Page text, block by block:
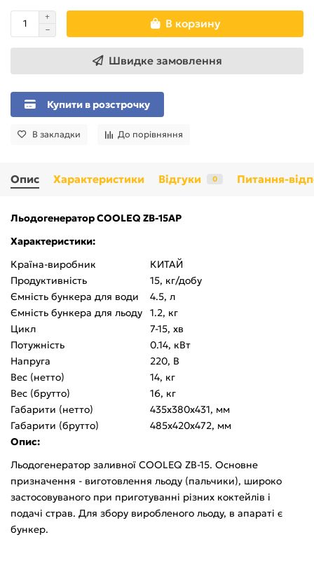
В корзину
Швидке замовлення
Купити в розстрочку
В закладки До порівняння
Опис Характеристики Відгуки 0 Питання-
Льодогенератор COOLEQ ZB-15AP
Характеристики:
Країна-виробник
КИТАЙ
Продуктивність
15, кг/добу
Ємність бункера для води 4.5, л
Ємність бункера для льоду
1.2, кг
Цикл
7-15, хв
Потужність
0.14, кВт
Напруга
220, В
Bec (нетто)
14, кг
Bec (брутто)
16, кг
Габарити (нетто)
435x380x431, мм
Габарити (брутто)
485x420x472, мм
Опис:
Льодогенератор заливної COOLEQ ZB-15. Основне
призначення - виготовлення льоду (пальчики), широко
застосовуваного при приготуванні різних коктейлів і
подачі страв. Для збору виробленого льоду, в апараті є
бункер.